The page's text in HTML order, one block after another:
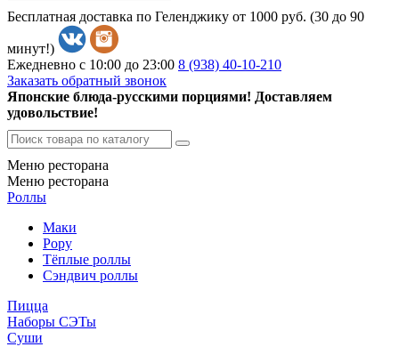
Бесплатная доставка по Геленджику от 1000 руб. (30 до 90
минут!)
Ежедневно с 10:00 до 23:00 8 (938) 40-10-210
Заказать обратный звонок
Японские блюда-русскими порциями! Доставляем
удовольствие!
Меню ресторана
Меню ресторана
Роллы
Маки
Рору
Тёплые роллы
Сэндвич роллы
Пицца
Наборы СЭТы
Суши